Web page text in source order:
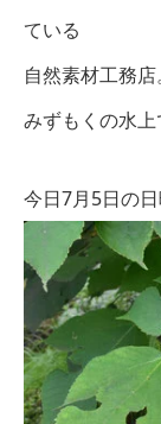
ている
自然素材工務店。
みずもくの水上
今日7月5日の